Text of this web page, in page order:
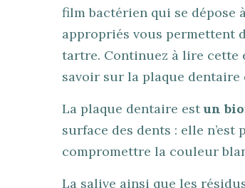
film bactérien qui se dépose
appropriés vous permettent
tartre. Continuez à lire cette
savoir sur la plaque
La plaque dentaire estun
surface des dents : elle
compromettre la couleur
La salive ainsi que les